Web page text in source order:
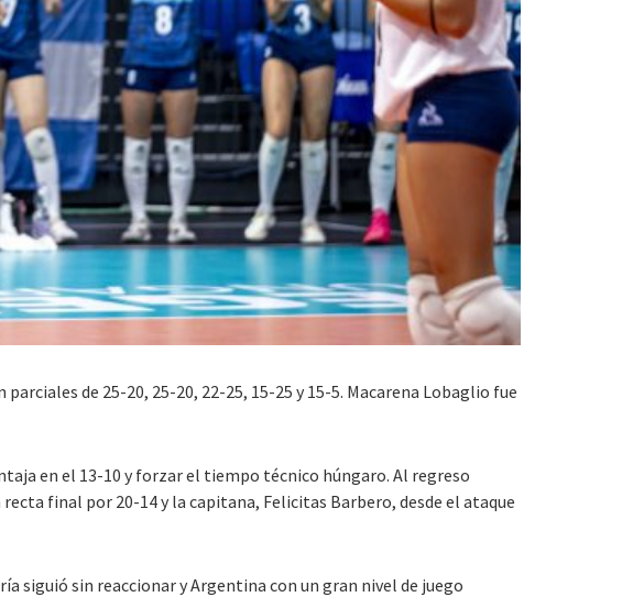
de 25-20, 25-20, 22-25, 15-25 y 15-5. Macarena Lobaglio fue
en el 13-10 y forzar el tiempo técnico húngaro. Al regreso
final por 20-14 y la capitana, Felicitas Barbero, desde el ataque
siguió sin reaccionar y Argentina con un gran nivel de juego